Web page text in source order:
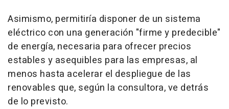
Asimismo, permitiría disponer de un sistema
eléctrico con una generación "firme y predecible"
de energía, necesaria para ofrecer precios
estables y asequibles para las empresas, al
menos hasta acelerar el despliegue de las
renovables que, según la consultora, ve detrás
de lo previsto.